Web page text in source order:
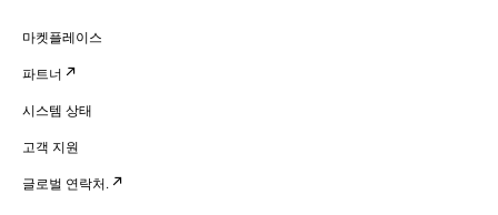
마켓플레이스
파트너
시스템 상태
고객 지원
글로벌 연락처.